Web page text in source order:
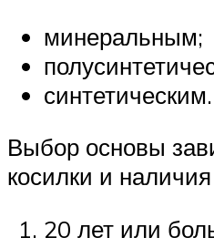
минеральным;
синтетическим.
Выбор основы
косилки и
20 лет или